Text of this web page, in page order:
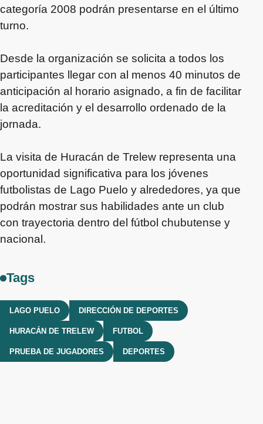
categoría 2008 podrán presentarse en el último
turno.
Desde la organización se solicita a todos los
participantes llegar con al menos 40 minutos de
anticipación al horario asignado, a fin de facilitar
la acreditación y el desarrollo ordenado de la
jornada.
La visita de Huracán de Trelew representa una
oportunidad significativa para los jóvenes
futbolistas de Lago Puelo y alrededores, ya que
podrán mostrar sus habilidades ante un club
con trayectoria dentro del fútbol chubutense y
nacional.
Tags
LAGO PUELO DIRECCIÓN DE DEPORTES
HURACÁN DE TRELEW FUTBOL
PRUEBA DE JUGADORES DEPORTES